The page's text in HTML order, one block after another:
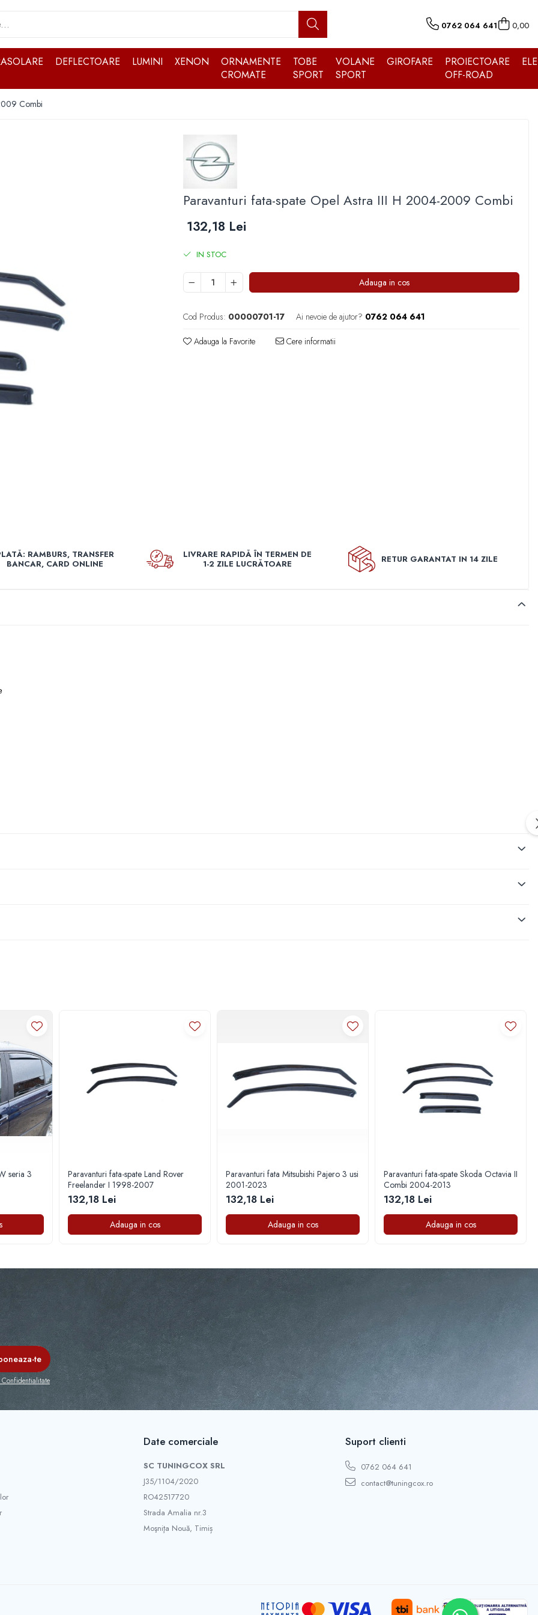
0762 064 641 0,00
DEFLECTOARE LUMINI XENON
ORNAMENTE
CROMATE
TOBE
SPORT
VOLANE
SPORT
GIROFARE
PROIECTOARE
OFF-ROAD
Combi
Paravanturi fata-spate Opel Astra III H 2004-2009 Combi
132,18 Lei
IN STOC
Adauga in cos
Cod Produs: 00000701-17 Ai nevoie de ajutor? 0762 064 641
Adauga la Favorite Cere informatii
RAMBURS, TRANSFER
BANCAR, CARD ONLINE
LIVRARE RAPIDĂ ÎN TERMEN DE
1-2 ZILE LUCRĂTOARE
RETUR GARANTAT IN 14 ZILE
seria 3
Paravanturi fata-spate Land Rover
Freelander I 1998-2007
132,18 Lei
Adauga in cos
Paravanturi fata Mitsubishi Pajero 3 usi
2001-2023
132,18 Lei
Adauga in cos
Paravanturi fata-spate Skoda Octavia II
Combi 2004-2013
132,18 Lei
Adauga in cos
Date comerciale
SC TUNINGCOX SRL
J35/1104/2020
RO42517720
Strada Amalia nr.3
Moşniţa Nouă, Timiș
Suport clienti
0762 064 641
contact@tuningcox.ro